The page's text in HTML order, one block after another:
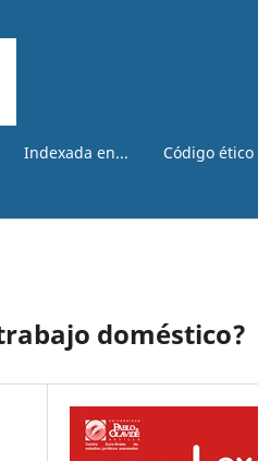
Indexada en... Código
doméstico?